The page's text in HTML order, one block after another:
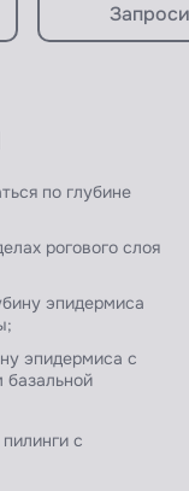
по глубине
рогового слоя
эпидермиса
эпидермиса с
с